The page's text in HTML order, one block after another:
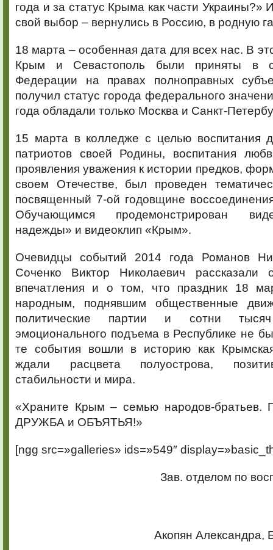
года и за статус Крыма как части Украины?»
свой выбор – вернулись в Россию, в родную
18 марта – особенная дата для всех нас. В
Крым и Севастополь были приняты в
Федерации на правах полноправных
получил статус города федерального
года обладали только Москва и Санкт-
15 марта в колледже с целью воспитания
патриотов своей Родины, воспитания
проявления уважения к истории предков,
своем Отечестве, был проведен
посвященный 7-ой годовщине
Обучающимся продемонстрирован
надежды» и видеоклип «Крым».
Очевидцы событий 2014 года Романов
Соченко Виктор Николаевич рассказали
впечатления и о том, что праздник 18
народным, поднявшим общественные
политические партии и сотни
эмоционального подъема в Республике не
те события вошли в историю как
ждали расцвета полуострова,
стабильности и мира.
«Храните Крым – семью народов-братьев.
ДРУЖБА и ОБЪЯТЬЯ!»
[ngg src=»galleries» ids=»549″
Зав. отделом по
Акопян Александра,